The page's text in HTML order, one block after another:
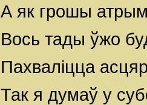
А як грошы
Вось тады ўжо
Пахваліцца
Так я думаў у